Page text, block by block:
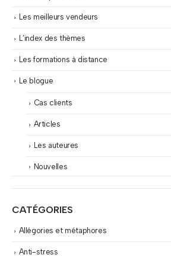
Les meilleurs vendeurs
L’index des thèmes
Les formations à distance
Le blogue
Cas clients
Articles
Les auteures
Nouvelles
CATÉGORIES
Allégories et métaphores
Anti-stress